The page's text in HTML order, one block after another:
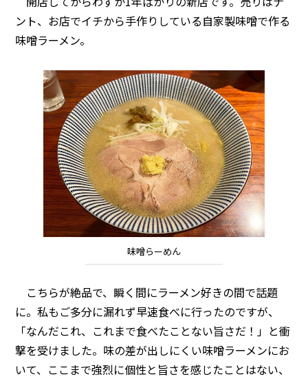
ント、お店でイチから手作りしている自家製味噌で作る
味噌ラーメン。
味噌らーめん
こちらが絶品で、瞬く間にラーメン好きの間で話題
に。私もご多分に漏れず早速食べに行ったのですが、
「なんだこれ、これまで食べたことない旨さだ！」と衝
撃を受けました。味の差が出しにくい味噌ラーメンにお
いて、ここまで強烈に個性と旨さを感じたことはない、